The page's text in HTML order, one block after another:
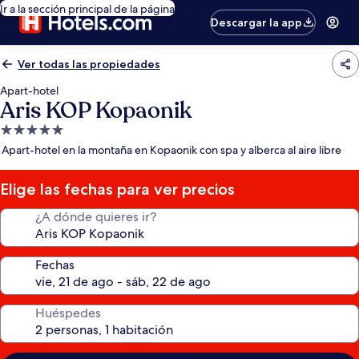
Ir a la sección principal de la página
Descargar la app
Ver todas las propiedades
Apart-hotel
Aris KOP Kopaonik
Propiedad
de
estrellas
Apart-hotel en la montaña en Kopaonik con spa y alberca al aire libre
Elige las fechas para ver precios
¿A dónde quieres ir?
Fechas
Huéspedes